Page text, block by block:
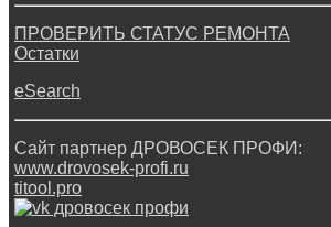
ПРОВЕРИТЬ СТАТУС РЕМОНТА
Остатки
eSearch
Сайт партнер ДРОВОСЕК ПРОФИ:
www.drovosek-profi.ru
titool.pro